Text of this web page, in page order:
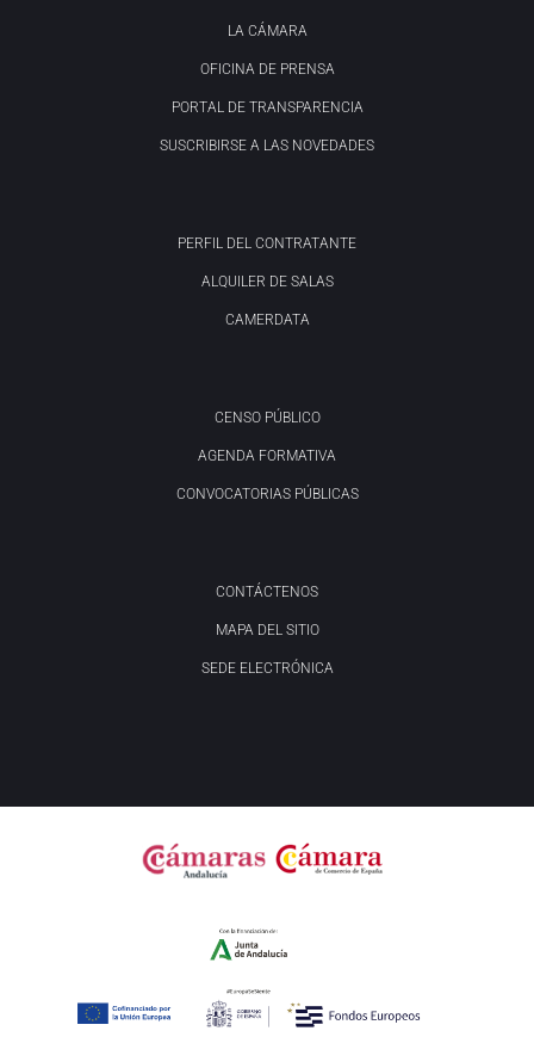
LA CÁMARA
OFICINA DE PRENSA
PORTAL DE TRANSPARENCIA
SUSCRIBIRSE A LAS NOVEDADES
PERFIL DEL CONTRATANTE
ALQUILER DE SALAS
CAMERDATA
CENSO PÚBLICO
AGENDA FORMATIVA
CONVOCATORIAS PÚBLICAS
CONTÁCTENOS
MAPA DEL SITIO
SEDE ELECTRÓNICA